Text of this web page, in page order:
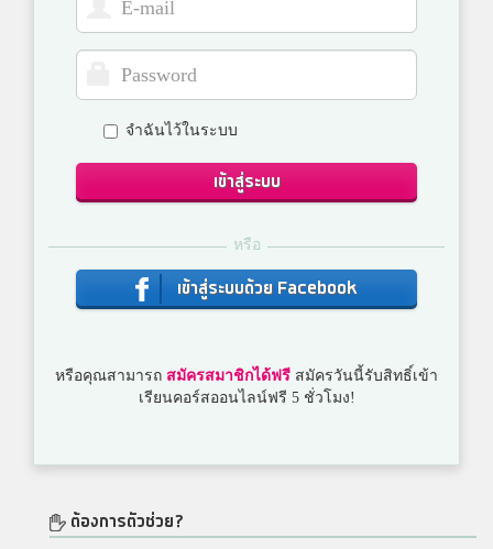
จำฉันไว้ในระบบ
เข้าสู่ระบบ
หรือ
เข้าสู่ระบบด้วย Facebook
หรือคุณสามารถ สมัครสมาชิกได้ฟรี สมัครวันนี้รับสิทธิ์เข้า
เรียนคอร์สออนไลน์ฟรี 5 ชั่วโมง!
ต้องการตัวช่วย?